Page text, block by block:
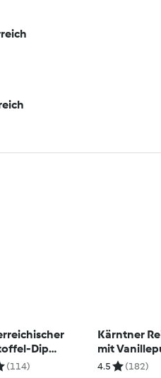
Dip
(114)
Kärntner
mit
4.5 (182)